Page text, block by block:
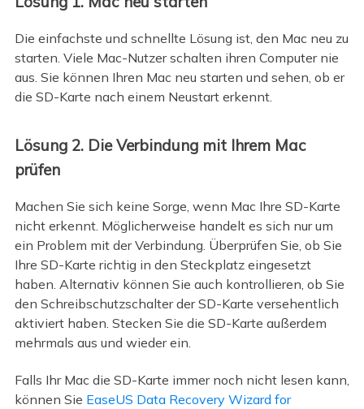
Die einfachste und schnellte Lösung ist, den Mac neu zu
starten. Viele Mac-Nutzer schalten ihren Computer nie
aus. Sie können Ihren Mac neu starten und sehen, ob er
die SD-Karte nach einem Neustart erkennt.
Lösung 2. Die Verbindung mit Ihrem Mac
prüfen
Machen Sie sich keine Sorge, wenn Mac Ihre SD-Karte
nicht erkennt. Möglicherweise handelt es sich nur um
ein Problem mit der Verbindung. Überprüfen Sie, ob Sie
Ihre SD-Karte richtig in den Steckplatz eingesetzt
haben. Alternativ können Sie auch kontrollieren, ob Sie
den Schreibschutzschalter der SD-Karte versehentlich
aktiviert haben. Stecken Sie die SD-Karte außerdem
mehrmals aus und wieder ein.
Falls Ihr Mac die SD-Karte immer noch nicht lesen kann,
können Sie EaseUS Data Recovery Wizard for